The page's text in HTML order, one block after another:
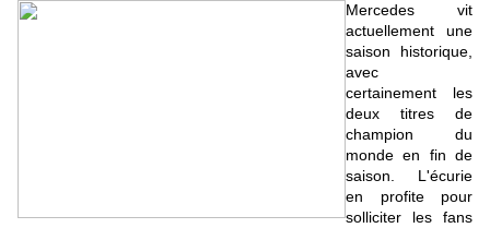
Mercedes vit
actuellement une
saison historique,
avec
certainement les
deux titres de
champion du
monde en fin de
saison. L'écurie
en profite pour
solliciter les fans